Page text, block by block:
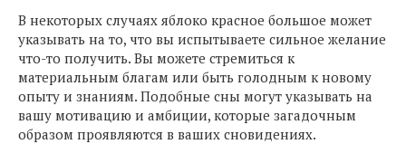
В некоторых случаях яблоко красное большое может
указывать на то, что вы испытываете сильное желание
что-то получить. Вы можете стремиться к
материальным благам или быть голодным к новому
опыту и знаниям. Подобные сны могут указывать на
вашу мотивацию и амбиции, которые загадочным
образом проявляются в ваших сновидениях.